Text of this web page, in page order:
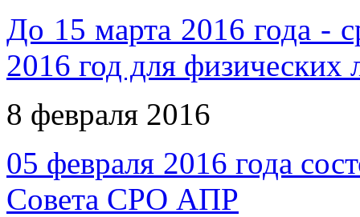
До 15 марта 2016 года -
2016 год для
8 февраля 2016
05 февраля 2016 года
Совета СРО АПР